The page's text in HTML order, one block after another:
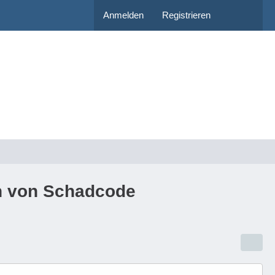
Anmelden Registrieren
von Schadcode